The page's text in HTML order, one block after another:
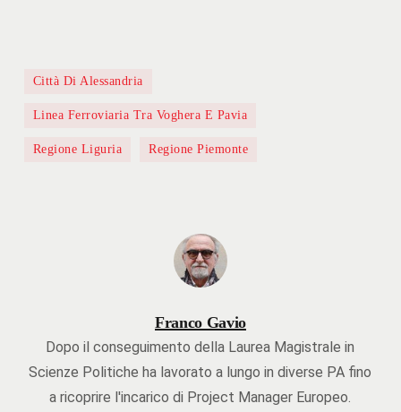
Città Di Alessandria
Linea Ferroviaria Tra Voghera E Pavia
Regione Liguria Regione Piemonte
Franco Gavio
Dopo il conseguimento della Laurea Magistrale in
Scienze Politiche ha lavorato a lungo in diverse PA fino
a ricoprire l'incarico di Project Manager Europeo.